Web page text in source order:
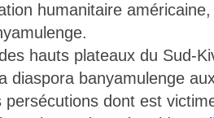
humanitaire
hauts plateaux du Sud-
diaspora banyamulenge
persécutions dont est